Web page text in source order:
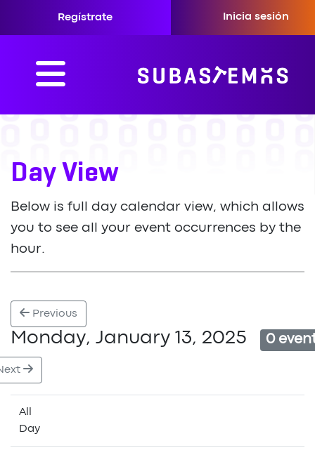
Regístrate Inicia sesión
Day View
Below is full day calendar view, which allows
you to see all your event occurrences by the
hour.
Previous
Monday, January 13, 2025 0
All
Day